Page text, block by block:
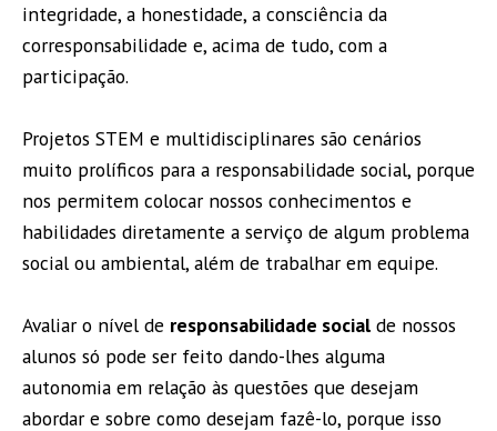
integridade, a honestidade, a consciência da
corresponsabilidade e, acima de tudo, com a
participação.
Projetos STEM e multidisciplinares são cenários
muito prolíficos para a responsabilidade social, porque
nos permitem colocar nossos conhecimentos e
habilidades diretamente a serviço de algum problema
social ou ambiental, além de trabalhar em equipe.
Avaliar o nível de responsabilidade social de nossos
alunos só pode ser feito dando-lhes alguma
autonomia em relação às questões que desejam
abordar e sobre como desejam fazê-lo, porque isso